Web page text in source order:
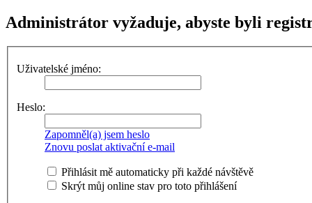
Administrátor vyžaduje, abyste byli
Uživatelské jméno:
Heslo:
Zapomněl(a) jsem heslo
Znovu poslat aktivační e-mail
Přihlásit mě automaticky při každé návštěvě
Skrýt můj online stav pro toto přihlášení